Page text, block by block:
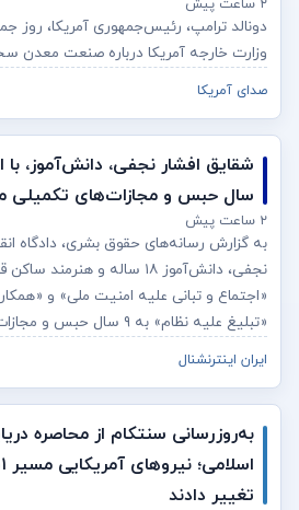
۲ ساعت پیش
وزارت خارجه آمریکا درباره صنعت معدن
صدای آمریکا
سال حبس و مجازات‌های تکمیلی
۲ ساعت پیش
به گزارش رسانه‌های حقوق بشری، دادگاه
نجفی، دانش‌آموز ۱۸ ساله و
«اجتماع و تبانی علیه امنیت ملی» و
«تبلیغ علیه نظام» به ۹ سال حبس و مجازات...
ایران اینترنشنال
به‌روزرسانی سنتکام از محاصره
تغییر دادند